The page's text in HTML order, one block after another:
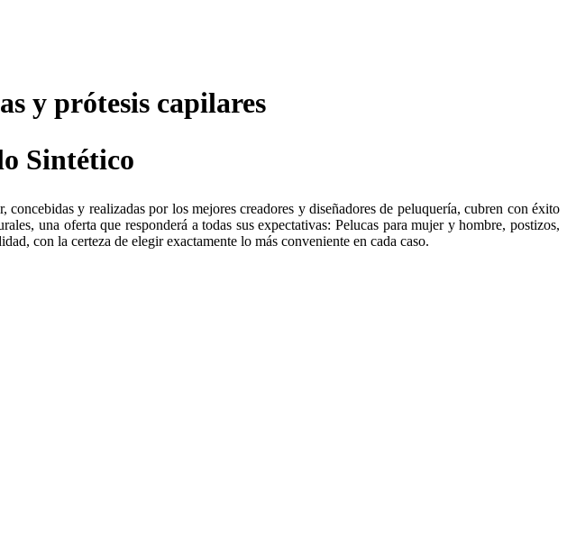
y prótesis capilares
Sintético
y realizadas por los mejores creadores y diseñadores de peluquería, cubren con éxito
una oferta que responderá a todas sus expectativas: Pelucas para mujer y hombre, postizos,
con la certeza de elegir exactamente lo más conveniente en cada caso.